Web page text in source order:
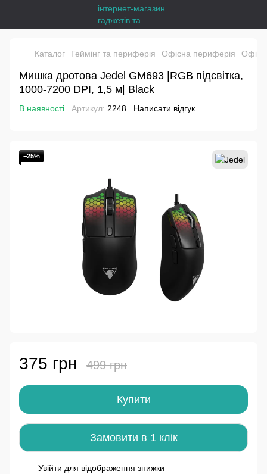
Каталог Геймінг та периферія Офісна периферія
Мишка дротова Jedel GM693 |RGB підсвітка,
1000-7200 DPI, 1,5 м| Black
В наявності Артикул: 2248 Написати відгук
−25%
375 грн 499 грн
Купити
Замовити в 1 клік
Увійти для відображення знижки